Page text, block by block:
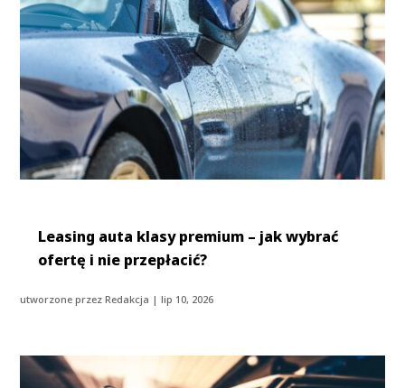
Leasing auta klasy premium – jak wybrać
ofertę i nie przepłacić?
utworzone przezRedakcja |lip 10, 2026